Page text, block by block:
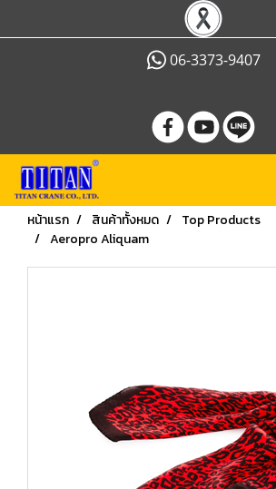
06-3373-9407
หน้าแรก สินค้าทั้งหมด
Top Products
Aeropro Aliquam